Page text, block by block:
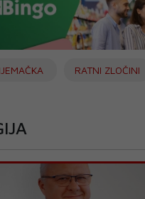
RATNI ZLOČINI